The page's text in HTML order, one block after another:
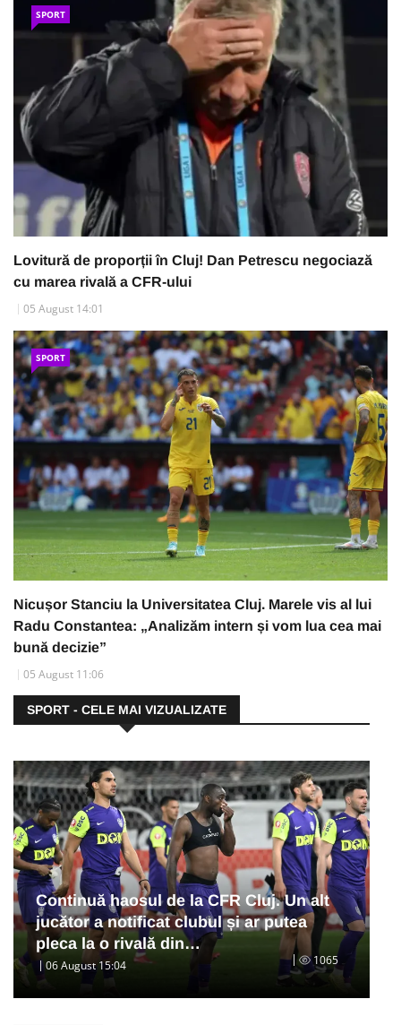
SPORT
Lovitură de proporții în Cluj! Dan Petrescu negociază
cu marea rivală a CFR-ului
05 August 14:01
SPORT
Nicușor Stanciu la Universitatea Cluj. Marele vis al lui
Radu Constantea: „Analizăm intern și vom lua cea mai
bună decizie”
05 August 11:06
SPORT - CELE MAI VIZUALIZATE
Continuă haosul de la CFR Cluj. Un alt
jucător a notificat clubul și ar putea
pleca la o rivală din…
06 August 15:04 1065